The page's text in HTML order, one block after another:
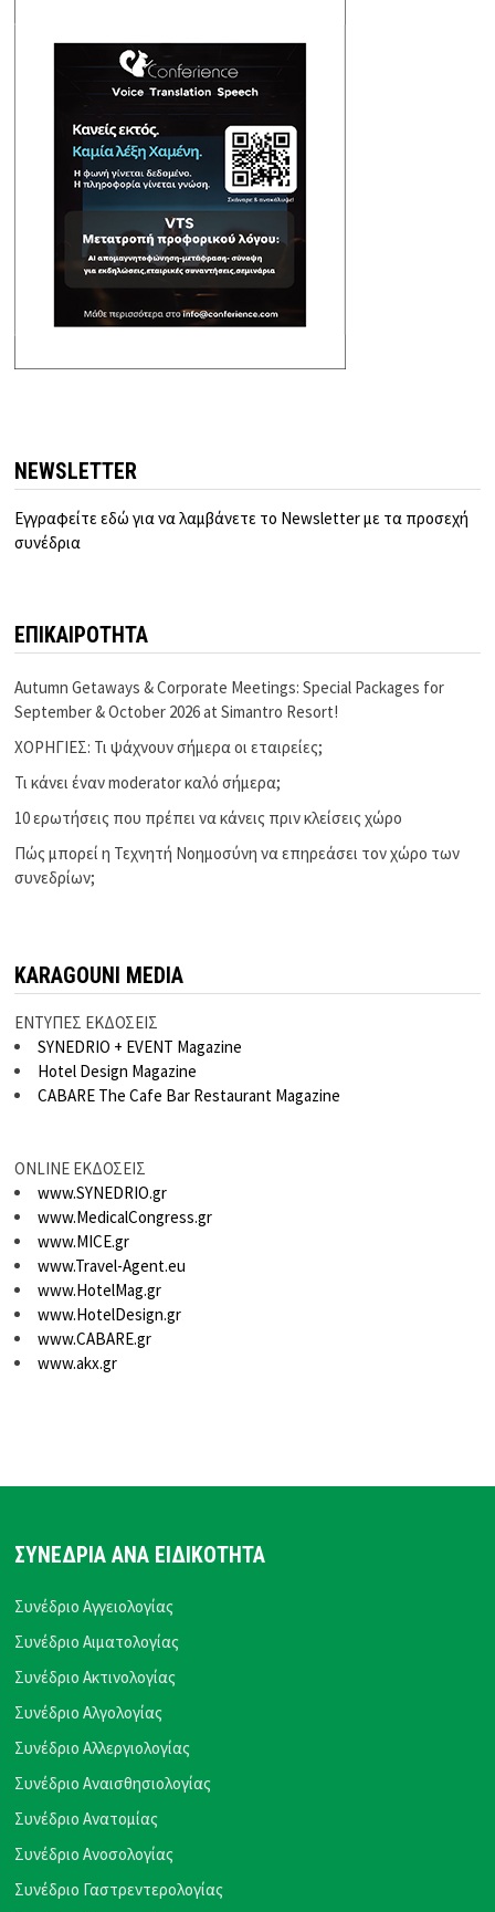
NEWSLETTER
Εγγραφείτε εδώ για να λαμβάνετε το Newsletter με τα προσεχή
συνέδρια
ΕΠΙΚΑΙΡΟΤΗΤΑ
Autumn Getaways & Corporate Meetings: Special Packages for
September & October 2026 at Simantro Resort!
ΧΟΡΗΓΙΕΣ: Τι ψάχνουν σήμερα οι εταιρείες;
Τι κάνει έναν moderator καλό σήμερα;
10 ερωτήσεις που πρέπει να κάνεις πριν κλείσεις χώρο
Πώς μπορεί η Τεχνητή Νοημοσύνη να επηρεάσει τον χώρο των
συνεδρίων;
KARAGOUNI MEDIA
ΕΝΤΥΠΕΣ ΕΚΔΟΣΕΙΣ
SYNEDRIO + EVENT Magazine
Hotel Design Magazine
CABARE The Cafe Bar Restaurant Magazine
ONLINE ΕΚΔΟΣΕΙΣ
www.SYNEDRIO.gr
www.MedicalCongress.gr
www.MICE.gr
www.Travel-Agent.eu
www.HotelMag.gr
www.HotelDesign.gr
www.CABARE.gr
www.akx.gr
ΣΥΝΕΔΡΙΑ ΑΝΑ ΕΙΔΙΚΟΤΗΤΑ
Συνέδριο Αγγειολογίας
Συνέδριο Αιματολογίας
Συνέδριο Ακτινολογίας
Συνέδριο Αλγολογίας
Συνέδριο Αλλεργιολογίας
Συνέδριο Αναισθησιολογίας
Συνέδριο Ανατομίας
Συνέδριο Ανοσολογίας
Συνέδριο Γαστρεντερολογίας